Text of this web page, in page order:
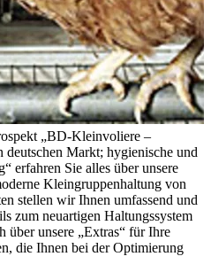
„BD-Kleinvoliere –
Markt; hygienische und
erfahren Sie alles über unsere
Kleingruppenhaltung von
stellen wir Ihnen umfassend und
zum neuartigen Haltungssystem
über unsere „Extras“ für Ihre
die Ihnen bei der Optimierung